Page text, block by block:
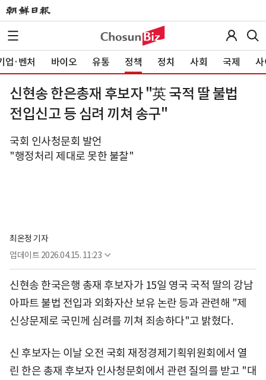
업·벤처 바이오 유통 정책 정치 사회 국제 사
신현송 한은총재 후보자 "英 국적 딸 불법
전입신고 등 심려 끼쳐 송구"
국회 인사청문회 발언
"행정처리 제대로 못한 불찰"
최온정 기자
업데이트 2026.04.15. 11:23
신현송 한국은행 총재 후보자가 15일 영국 국적 딸의 강남
아파트 불법 전입과 외화자산 보유 논란 등과 관련해 "제
신상문제로 국민께 심려를 끼쳐 죄송하다"고 밝혔다.
신 후보자는 이날 오전 국회 재정경제기획위원회에서 열
린 한은 총재 후보자 인사청문회에서 관련 질의를 받고 "대